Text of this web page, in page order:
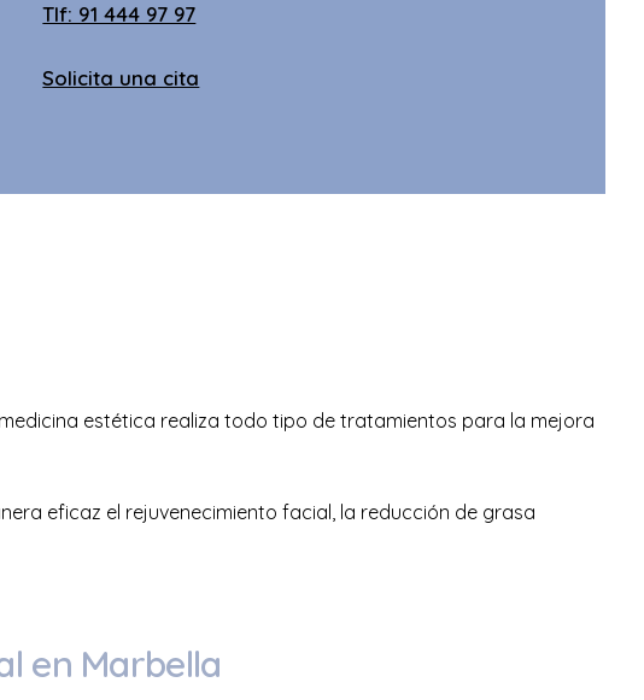
Tlf: 91 444 97 97
Solicita una cita
estética realiza todo tipo de tratamientos para la mejora
eficaz el rejuvenecimiento facial, la reducción de grasa
en Marbella